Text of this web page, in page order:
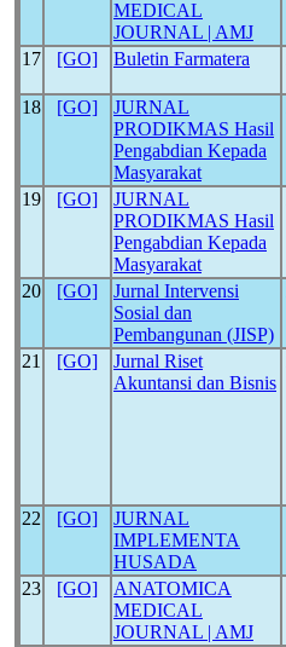
MEDICAL
JOURNAL | AMJ
17
[GO] Buletin Farmatera
18
[GO]
JURNAL
PRODIKMAS Hasil
Pengabdian Kepada
Masyarakat
19 [GO]
JURNAL
PRODIKMAS Hasil
Pengabdian Kepada
Masyarakat
20 [GO]
Jurnal Intervensi
Sosial dan
Pembangunan (JISP)
21 [GO]
Jurnal Riset
Akuntansi dan Bisnis
22
[GO]
JURNAL
IMPLEMENTA
HUSADA
23
[GO]
ANATOMICA
MEDICAL
JOURNAL | AMJ